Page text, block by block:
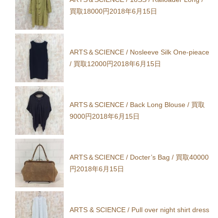
買取18000円2018年6月15日
ARTS＆SCIENCE / Nosleeve Silk One-pieace
/ 買取12000円2018年6月15日
ARTS＆SCIENCE / Back Long Blouse / 買取
9000円2018年6月15日
ARTS＆SCIENCE / Docter’s Bag / 買取40000
円2018年6月15日
ARTS & SCIENCE / Pull over night shirt dress